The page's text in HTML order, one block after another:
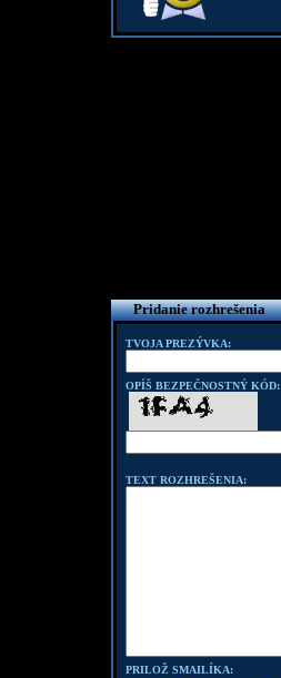
Pridanie rozhrešenia
TVOJA PREZÝVKA:
OPÍŠ BEZPEČNOSTNÝ KÓD:
TEXT ROZHREŠENIA:
PRILOŽ SMAILÍKA: